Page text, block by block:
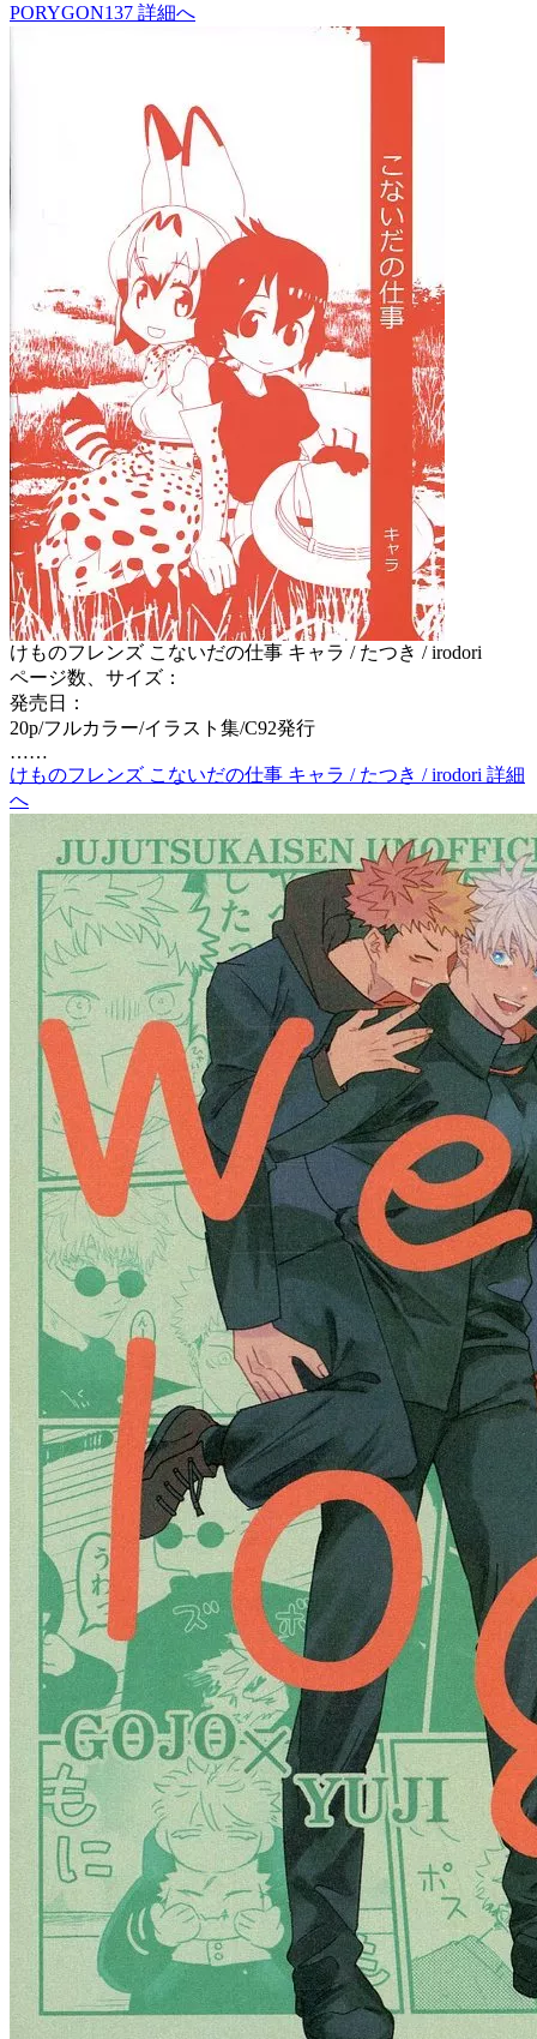
PORYGON137 詳細へ
けものフレンズ こないだの仕事 キャラ / たつき / irodori
ページ数、サイズ：
発売日：
20p/フルカラー/イラスト集/C92発行
……
けものフレンズ こないだの仕事 キャラ / たつき / irodori 詳細
へ